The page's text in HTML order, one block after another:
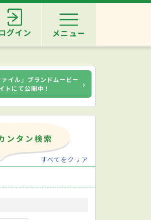
グイン メニュー
ァイル」ブランドムービー
トにて公開中！
›
すべてをクリア